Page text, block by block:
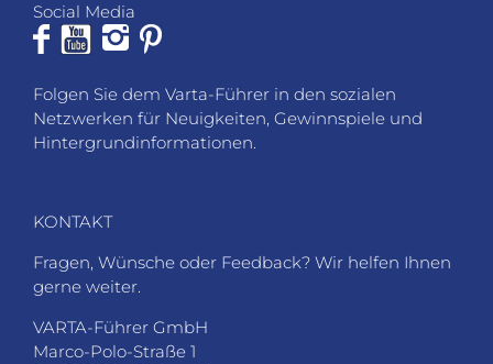
Social Media
Folgen Sie dem Varta-Führer in den sozialen
Netzwerken für Neuigkeiten, Gewinnspiele und
Hintergrundinformationen.
KONTAKT
Fragen, Wünsche oder Feedback? Wir helfen Ihnen
gerne weiter.
VARTA-Führer GmbH
Marco-Polo-Straße 1